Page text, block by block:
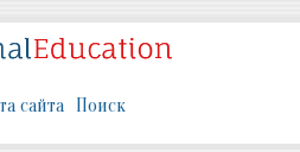
сайта Поиск